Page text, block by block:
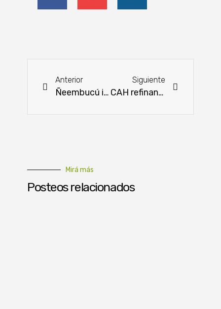
Anterior
Ñeembucú invierte en programas de apoyo a pequeños ganaderos
Siguiente
CAH refinanciará deudas de productores afectados y apoyará con préstamos para resiembra
Mirá más
Posteos relacionados